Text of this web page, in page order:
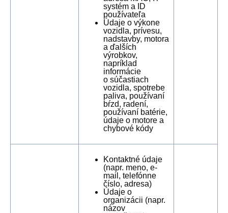
systém a ID
používateľa
Údaje o výkone
vozidla, prívesu,
nadstavby, motora
a ďalších
výrobkov,
napríklad
informácie
o súčastiach
vozidla, spotrebe
paliva, používaní
bŕzd, radení,
používaní batérie,
údaje o motore a
chybové kódy
Kontaktné údaje
(napr. meno, e-
mail, telefónne
číslo, adresa)
Údaje o
organizácii (napr.
názov